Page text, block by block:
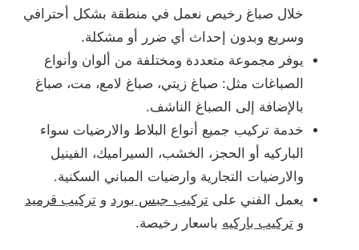
خلال صباغ رخيص نعمل في منطقة بشكل أحترافي
وسريع وبدون إحداث أي ضرر أو مشكلة.
يوفر مجموعة متعددة ومختلفة من ألوان وأنواع
الصباغات مثل: صباغ زيتي، صباغ لامع، مت، صباغ
بالإضافة إلى الصباغ الناشف.
خدمة تركيب جميع أنواع البلاط والارضيات سواء
الباركيه أو الحجز، الخشب، السيراميك، الفينيل
والارضيات التجارية وارضيات المباني السكنية.
يعمل الفني على تركيب جبس بورد و تركيب قرميد
و تركيب باركيه باسعار رخيصة.